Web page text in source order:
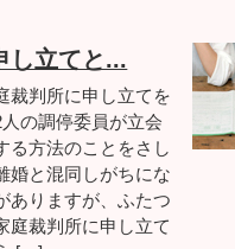
し立てと...
裁判所に申し立てを
の調停委員が立会
る方法のことをさし
婚と混同しがちにな
ありますが、ふたつ
庭裁判所に申し立て